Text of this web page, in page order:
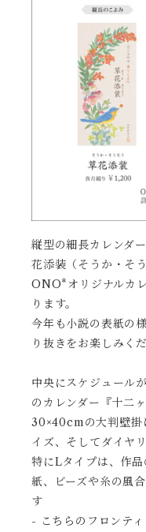
縦型の細長カレンダー
花添装（そうか・そ
ONO*オリジナルカ
ります。
今年も小説の表紙の
り抜きをお楽しみくだ
中央にスケジュール
のカレンダー『十二
30×40cmの大判壁掛
イズ、そしてダイヤ
特にLタイプは、作
紙、ビーズや糸の風
す
- こちらのフロンテ